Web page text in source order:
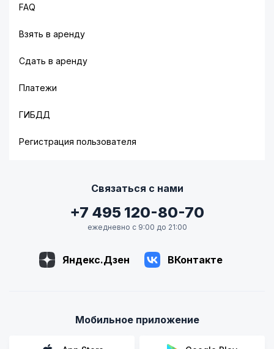
FAQ
Взять в аренду
Сдать в аренду
Платежи
ГИБДД
Регистрация пользователя
Связаться с нами
+7 495 120-80-70
ежедневно с 9:00 до 21:00
Яндекс.Дзен ВКонтакте
Мобильное приложение